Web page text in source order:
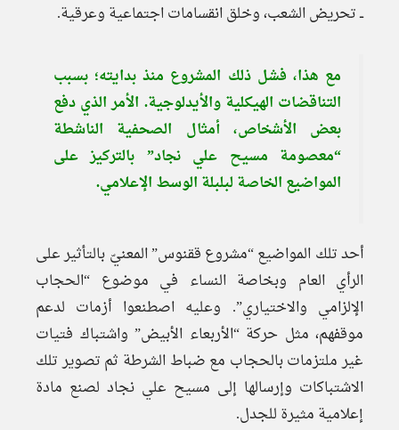
ــ تحريض الشعب، وخلق انقسامات اجتماعية وعرقية.
مع هذا، فشل ذلك المشروع منذ بدايته؛ بسبب
التناقضات الهيكلية والأيدلوجية. الأمر الذي دفع
بعض الأشخاص، أمثال الصحفية الناشطة
“معصومة مسيح علي نجاد” بالتركيز على
المواضيع الخاصة لبلبلة الوسط الإعلامي.
أحد تلك المواضيع “مشروع ققنوس” المعنيّ بالتأثير على
الرأي العام وبخاصة النساء في موضوع “الحجاب
الإلزامي والاختياري”. وعليه اصطنعوا أزمات لدعم
موقفهم، مثل حركة “الأربعاء الأبيض” واشتباك فتيات
غير ملتزمات بالحجاب مع ضباط الشرطة ثم تصوير تلك
الاشتباكات وإرسالها إلى مسيح علي نجاد لصنع مادة
إعلامية مثيرة للجدل.